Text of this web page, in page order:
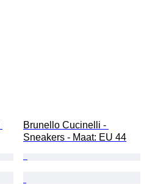
Brunello Cucinelli -
Sneakers - Maat: EU 44